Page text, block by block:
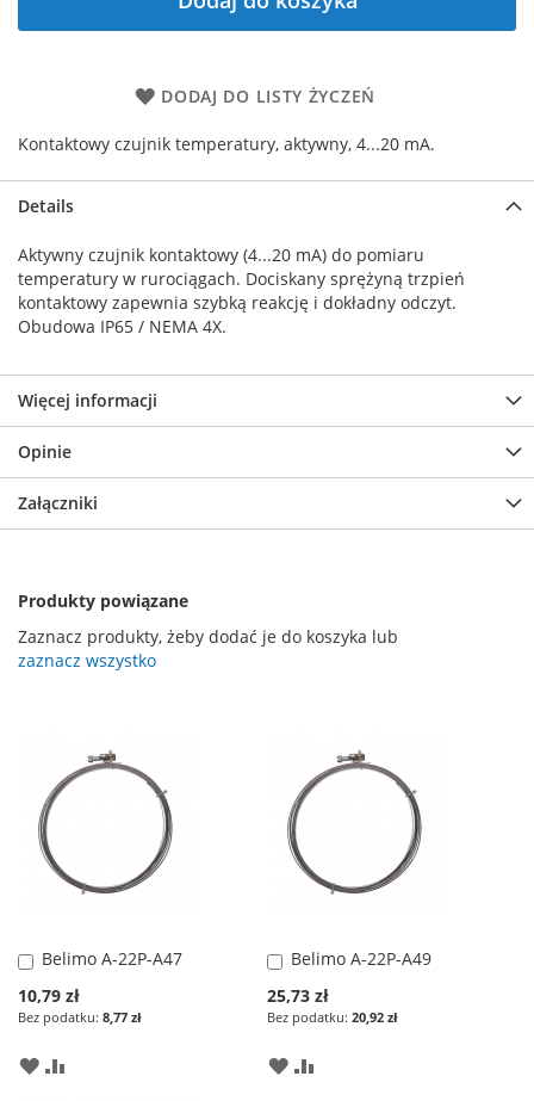
DODAJ DO LISTY ŻYCZEŃ
Kontaktowy czujnik temperatury, aktywny, 4...20 mA.
Details
Aktywny czujnik kontaktowy (4...20 mA) do pomiaru
temperatury w rurociągach. Dociskany sprężyną trzpień
kontaktowy zapewnia szybką reakcję i dokładny odczyt.
Obudowa IP65 / NEMA 4X.
Więcej informacji
Opinie
Załączniki
Produkty powiązane
Zaznacz produkty, żeby dodać je do koszyka lub
zaznacz wszystko
Belimo A-22P-A47
Special
Price
10,79 zł
8,77 zł
Dodaj
koszyka
DODAJ
Belimo A-22P-A49
Special
Price
25,73 zł
20,92 zł
Dodaj
koszyka
DODAJ